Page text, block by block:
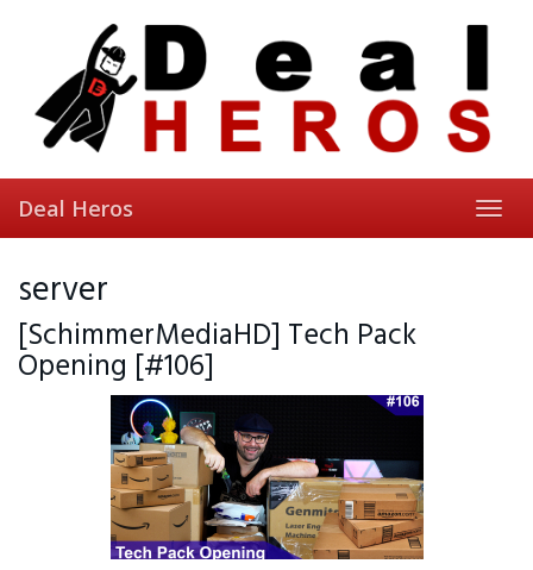
Deal Heros
server
[SchimmerMediaHD] Tech Pack
Opening [#106]